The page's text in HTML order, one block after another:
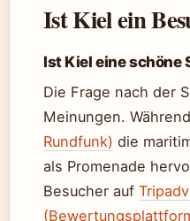
Ist Kiel ein
Ist Kiel eine schöne
Die Frage nach der
Meinungen.
Rundfunk) die
als Promenade
Besucher auf